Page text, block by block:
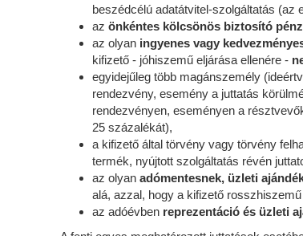
beszédcélú adatátvitel-szolgáltatás (az
az önkéntes kölcsönös biztosító
az olyan ingyenes vagy
kifizető - jóhiszemű eljárása ellenére -
egyidejűleg több magánszemély
rendezvény, esemény a juttatás
rendezvényen, eseményen a
25 százalékát),
a kifizető által törvény vagy törvény
termék, nyújtott szolgáltatás révén
az olyan adómentesnek, üzleti
alá, azzal, hogy a kifizető
az adóévben reprezentáció és üzleti